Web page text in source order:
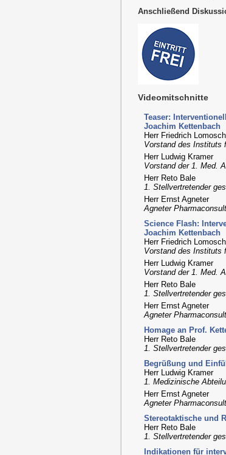
Anschließend
Videomitschnitte
Teaser:
Joachim Kettenbach
Herr Friedrich
Vorstand des Instituts
Herr Ludwig Kramer
Vorstand der 1. Med.
Herr Reto Bale
1. Stellvertretender
Herr Ernst Agneter
Agneter
Science Flash:
Joachim Kettenbach
Herr Friedrich
Vorstand des Instituts
Herr Ludwig Kramer
Vorstand der 1. Med.
Herr Reto Bale
1. Stellvertretender
Herr Ernst Agneter
Agneter
Homage an Prof.
Herr Reto Bale
1. Stellvertretender
Begrüßung und
Herr Ludwig Kramer
1. Medizinische
Herr Ernst Agneter
Agneter
Stereotaktische und
Herr Reto Bale
1. Stellvertretender
Indikationen für